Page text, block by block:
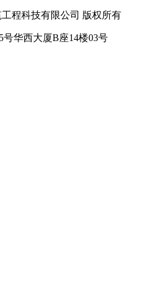
程科技有限公司 版权所有
华西大厦B座14楼03号